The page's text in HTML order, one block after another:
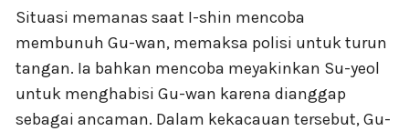
Situasi memanas saat I-shin mencoba
membunuh Gu-wan, memaksa polisi untuk turun
tangan. Ia bahkan mencoba meyakinkan Su-yeol
untuk menghabisi Gu-wan karena dianggap
sebagai ancaman. Dalam kekacauan tersebut, Gu-